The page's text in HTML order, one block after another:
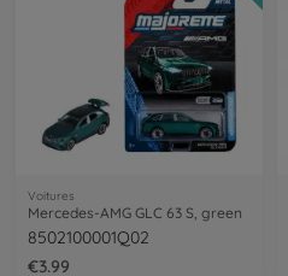
Voitures
Mercedes-AMG GLC 63 S, green
8502100001Q02
€3.99